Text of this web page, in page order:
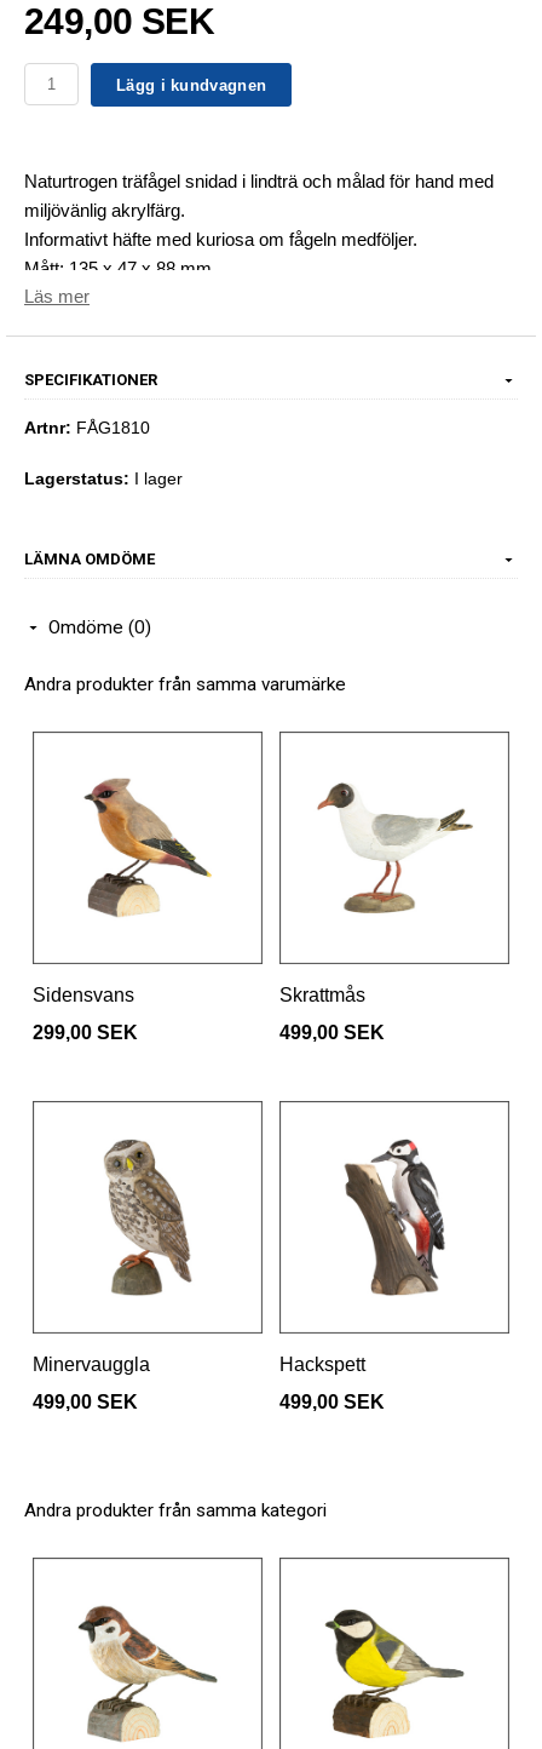
249,00 SEK
Lägg i kundvagnen
Naturtrogen träfågel snidad i lindträ och målad för hand med
miljövänlig akrylfärg.
Informativt häfte med kuriosa om fågeln medföljer.
Mått: 135 x 47 x 88 mm.
Läs mer
SPECIFIKATIONER
Artnr: FÅG1810
Lagerstatus: I lager
LÄMNA OMDÖME
Omdöme (0)
Andra produkter från samma varumärke
Sidensvans
299,00 SEK
Skrattmås
499,00 SEK
Minervauggla
499,00 SEK
Hackspett
499,00 SEK
Andra produkter från samma kategori